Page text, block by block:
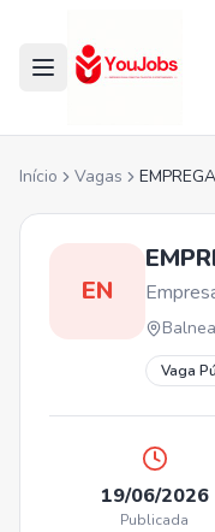
Início Vagas
EN
Vaga
19/06/2026
Publicada